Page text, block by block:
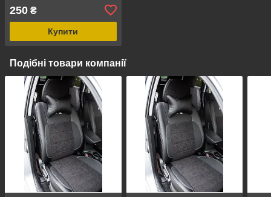
250 ₴
Купити
Подібні товари компанії